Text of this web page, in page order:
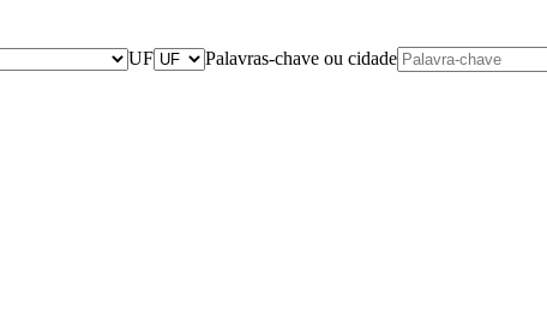
UF Palavras-chave ou cidade